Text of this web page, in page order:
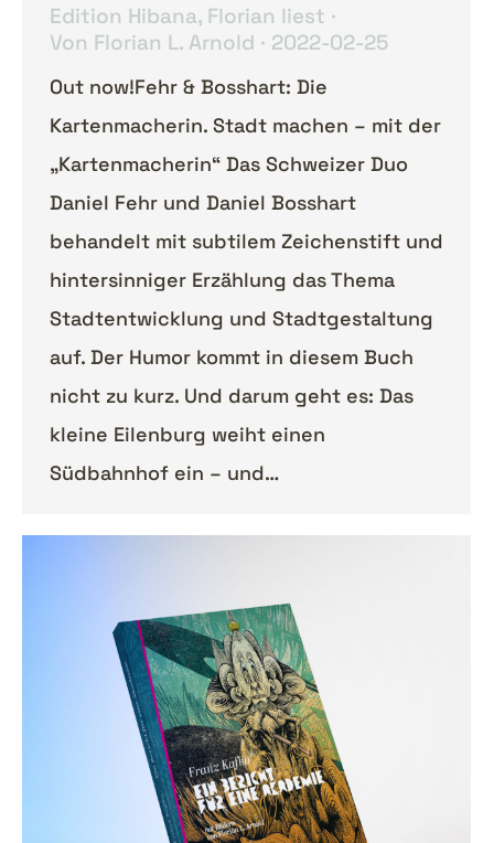
Edition Hibana, Florian liest
Von Florian L. Arnold 2022-02-25
Out now!Fehr & Bosshart: Die
Kartenmacherin. Stadt machen – mit der
„Kartenmacherin“ Das Schweizer Duo
Daniel Fehr und Daniel Bosshart
behandelt mit subtilem Zeichenstift und
hintersinniger Erzählung das Thema
Stadtentwicklung und Stadtgestaltung
auf. Der Humor kommt in diesem Buch
nicht zu kurz. Und darum geht es: Das
kleine Eilenburg weiht einen
Südbahnhof ein – und…